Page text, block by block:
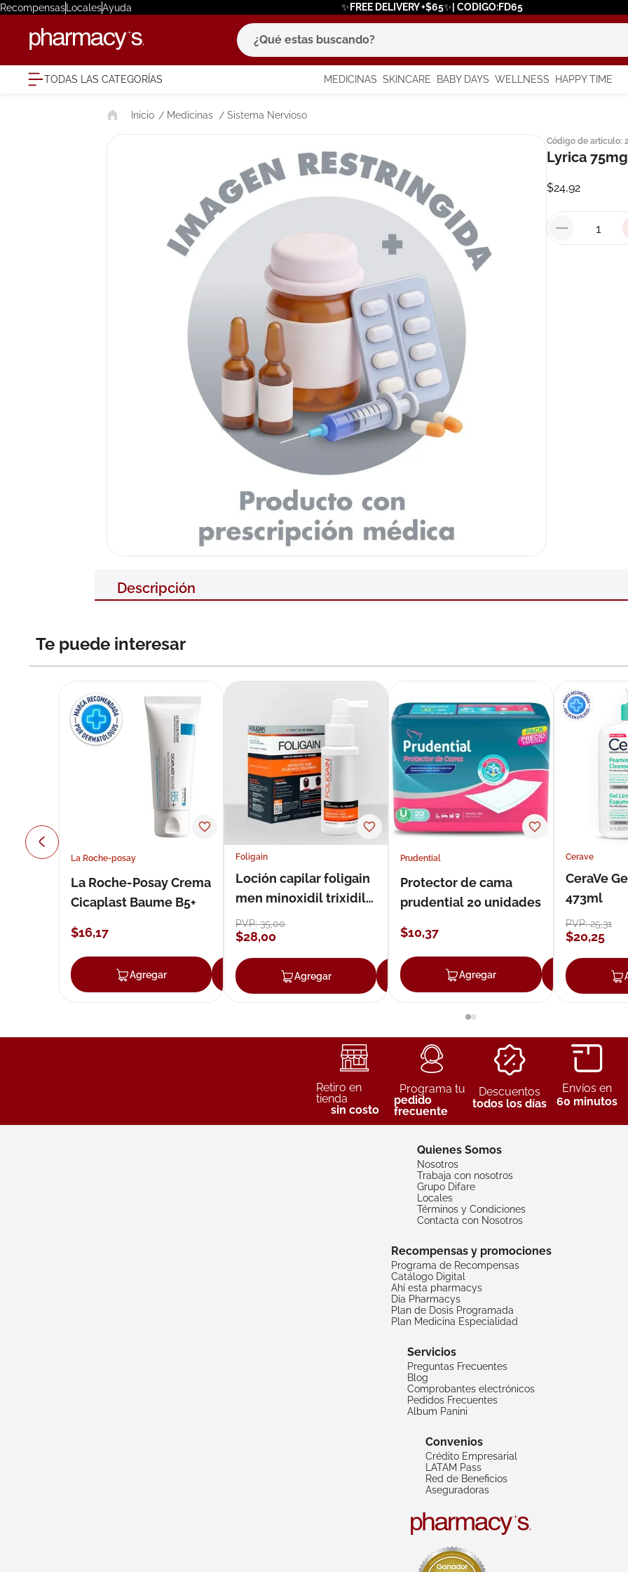
RecompensasLocalesAyuda ✨FREE DELIVERY +$65✨| CODIGO:FD65
¿Qué estas buscando?
TODAS LAS CATEGORÍAS MEDICINAS SKINCARE BABY DAYS WELLNESS HAPPY TIME
Medicinas Sistema Nervioso
Código de artículo:
Lyrica
$24,92
Descripción
Te puede interesar
La Roche-posay
La Roche-Posay Crema
Cicaplast Baume B5+
$16,17
Agregar Agregar
Foligain
Loción capilar foligain
men minoxidil trixidil
loción 59 ml
PVP:35,00
$28,00
Agregar Agregar
Prudential
Protector de cama
prudential 20 unidades
$10,37
Agregar
Cerave
CeraVe
473ml
PVP:25,31
$20,25
Retiro en
tienda
sin costo
Programa tu
pedido
frecuente
Descuentos
todos los días
Envíos en
60 minutos
Quienes Somos
Nosotros
Trabaja con nosotros
Grupo Difare
Locales
Términos y Condiciones
Contacta con Nosotros
Recompensas y promociones
Programa de Recompensas
Catálogo Digital
Ahí esta pharmacys
Día Pharmacys
Plan de Dosis Programada
Plan Medicina Especialidad
Servicios
Preguntas Frecuentes
Blog
Comprobantes electrónicos
Pedidos Frecuentes
Album Panini
Convenios
Crédito Empresarial
LATAM Pass
Red de Beneficios
Aseguradoras
términos más buscados
1. eucerin
3. bioderma
7.
. roche posay
9. nivea
10 pañales